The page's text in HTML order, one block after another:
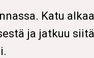
Katu
ja jatkuu